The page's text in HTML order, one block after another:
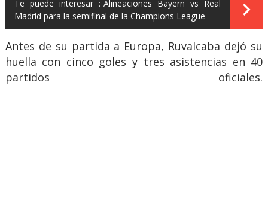
Te puede interesar : Alineaciones Bayern vs Real
Madrid para la semifinal de la Champions League
Antes de su partida a Europa, Ruvalcaba dejó su
huella con cinco goles y tres asistencias en 40
partidos oficiales.